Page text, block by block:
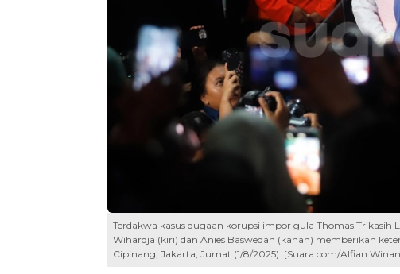
Terdakwa kasus dugaan korupsi impor gula Thomas
Wihardja (kiri) dan Anies Baswedan (kanan) memberikan
Cipinang, Jakarta, Jumat (1/8/2025). [Suara.com/Alfian